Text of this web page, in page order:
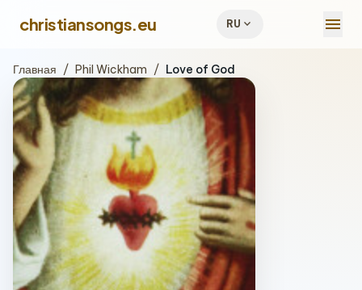
christiansongs.eu RU expand_more menu
Главная / Phil Wickham / Love of God